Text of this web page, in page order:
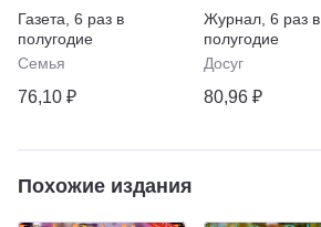
Газета 6 раз в
полугодие
Семья
76,10 ₽
Журнал 6 раз в
полугодие
Досуг
80,96 ₽
Похожие издания